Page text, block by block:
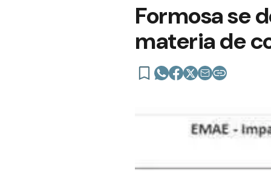
Formosa se
materia de